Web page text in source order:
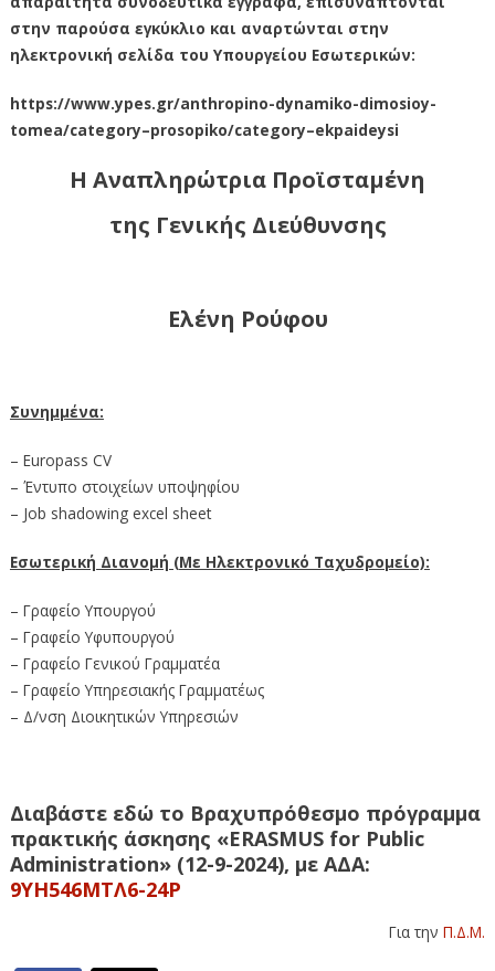
στην παρούσα εγκύκλιο και αναρτώνται στην
ηλεκτρονική σελίδα του Υπουργείου Εσωτερικών:
https://www.ypes.gr/anthropino-dynamiko-dimosioy-
tomea/category–prosopiko/category–ekpaideysi
Η Αναπληρώτρια Προϊσταμένη
της Γενικής Διεύθυνσης
Ελένη Ρούφου
Συνημμένα:
– Europass CV
– Έντυπο στοιχείων υποψηφίου
– Job shadowing excel sheet
Εσωτερική Διανομή (Με Ηλεκτρονικό Ταχυδρομείο):
– Γραφείο Υπουργού
– Γραφείο Υφυπουργού
– Γραφείο Γενικού Γραμματέα
– Γραφείο Υπηρεσιακής Γραμματέως
– Δ/νση Διοικητικών Υπηρεσιών
Διαβάστε εδώ το Βραχυπρόθεσμο πρόγραμμα
πρακτικής άσκησης «ERASMUS for Public
Administration» (12-9-2024), με ΑΔΑ:
9ΥΗ546ΜΤΛ6-24Ρ
Για τηνΠ.Δ.Μ.